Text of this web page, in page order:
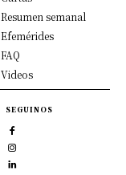
Resumen semanal
Efemérides
FAQ
Videos
SEGUINOS